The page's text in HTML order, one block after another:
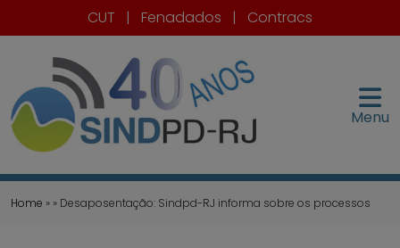
CUT | Fenadados | Contracs
Menu
Home » » Desaposentação: Sindpd-RJ informa sobre os processos